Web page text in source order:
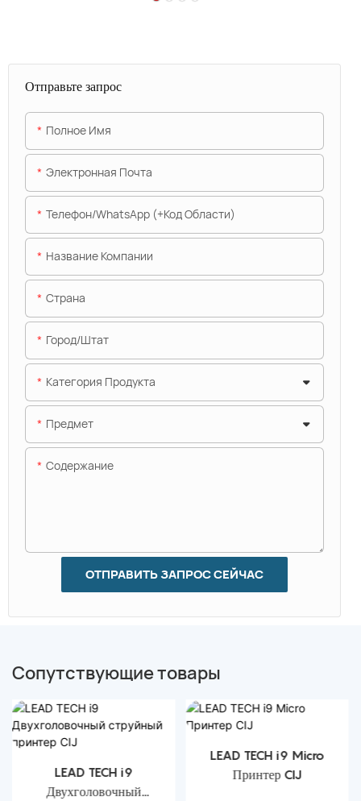
Отправьте запрос
Полное Имя
Электронная Почта
Телефон/WhatsApp (+код Области)
Название Компании
Страна
Город/штат
Категория Продукта
Предмет
Содержание
ОТПРАВИТЬ ЗАПРОС СЕЙЧАС
Сопутствующие товары
LEAD TECH i9
Двухголовочный
LEAD TECH i9 Micro
Принтер CIJ